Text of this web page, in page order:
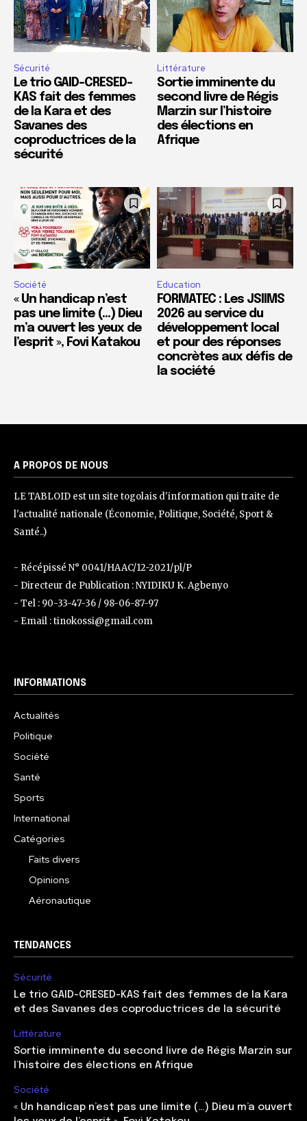
Sécurité
Le trio GAID-CRESED-
KAS fait des femmes
de la Kara et des
Savanes des
coproductrices de la
sécurité
Littérature
Sortie imminente du
second livre de Régis
Marzin sur l’histoire
des élections en
Afrique
Société
« Un handicap n’est
pas une limite (…) Dieu
m’a ouvert les yeux de
l’esprit », Fovi Katakou
Education
FORMATEC : Les JSIIMS
2026 au service du
développement local
et pour des réponses
concrètes aux défis de
la société
A PROPOS DE NOUS
LE TABLOID est un site togolais d'information qui traite de
l'actualité nationale (Économie, Politique, Société, Sport &
Santé..)
- Récépissé N° 0041/HAAC/12-2021/pl/P
- Directeur de Publication : NYIDIKU K. Agbenyo
- Tel : 90-33-47-36 / 98-06-87-97
- Email : tinokossi@gmail.com
INFORMATIONS
Actualités
Politique
Société
Santé
Sports
International
Catégories
Faits divers
Opinions
Aéronautique
TENDANCES
Sécurité
Le trio GAID-CRESED-KAS fait des femmes de la Kara
et des Savanes des coproductrices de la sécurité
Littérature
Sortie imminente du second livre de Régis Marzin sur
l’histoire des élections en Afrique
Société
« Un handicap n’est pas une limite (…) Dieu m’a ouvert